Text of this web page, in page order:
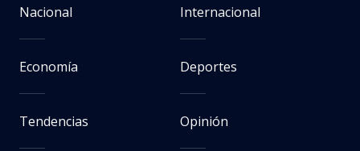
Nacional Internacional
Economía Deportes
Tendencias Opinión